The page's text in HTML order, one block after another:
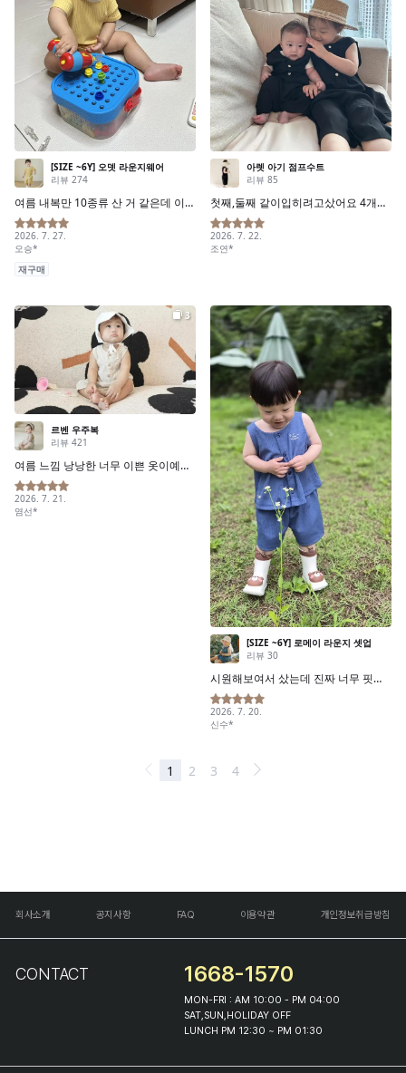
회사소개 공지사항 FAQ 이용약관 개인정보취급방침
CONTACT 1668-1570
MON-FRI : AM 10:00 - PM 04:00
SAT,SUN,HOLIDAY OFF
LUNCH PM 12:30 ~ PM 01:30